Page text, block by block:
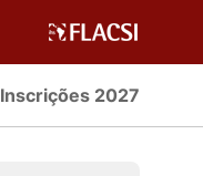
Inscrições 2027